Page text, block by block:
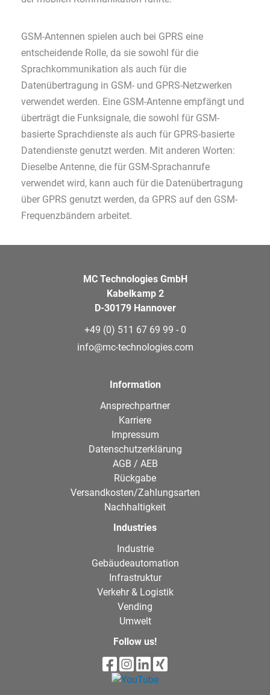
GSM-Antennen spielen auch bei GPRS eine
entscheidende Rolle, da sie sowohl für die
Sprachkommunikation als auch für die
Datenübertragung in GSM- und GPRS-Netzwerken
verwendet werden. Eine GSM-Antenne empfängt und
überträgt die Funksignale, die sowohl für GSM-
basierte Sprachdienste als auch für GPRS-basierte
Datendienste genutzt werden. Mit anderen Worten:
Dieselbe Antenne, die für GSM-Sprachanrufe
verwendet wird, kann auch für die Datenübertragung
über GPRS genutzt werden, da GPRS auf den GSM-
Frequenzbändern arbeitet.
MC Technologies GmbH
Kabelkamp 2
D-30179 Hannover
+49 (0) 511 67 69 99 - 0
info@mc-technologies.com
Information
Ansprechpartner
Karriere
Impressum
Datenschutzerklärung
AGB / AEB
Rückgabe
Versandkosten/Zahlungsarten
Nachhaltigkeit
Industries
Industrie
Gebäudeautomation
Infrastruktur
Verkehr & Logistik
Vending
Umwelt
Follow us!